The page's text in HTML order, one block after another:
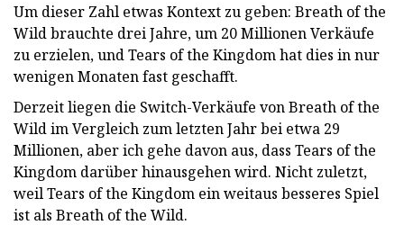
Um dieser Zahl etwas Kontext zu geben: Breath of the
Wild brauchte drei Jahre, um 20 Millionen Verkäufe
zu erzielen, und Tears of the Kingdom hat dies in nur
wenigen Monaten fast geschafft.
Derzeit liegen die Switch-Verkäufe von Breath of the
Wild im Vergleich zum letzten Jahr bei etwa 29
Millionen, aber ich gehe davon aus, dass Tears of the
Kingdom darüber hinausgehen wird. Nicht zuletzt,
weil Tears of the Kingdom ein weitaus besseres Spiel
ist als Breath of the Wild.